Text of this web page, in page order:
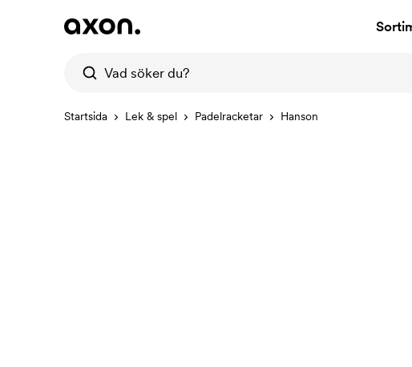
Startsida Lek & spel Padelracketar Hanson